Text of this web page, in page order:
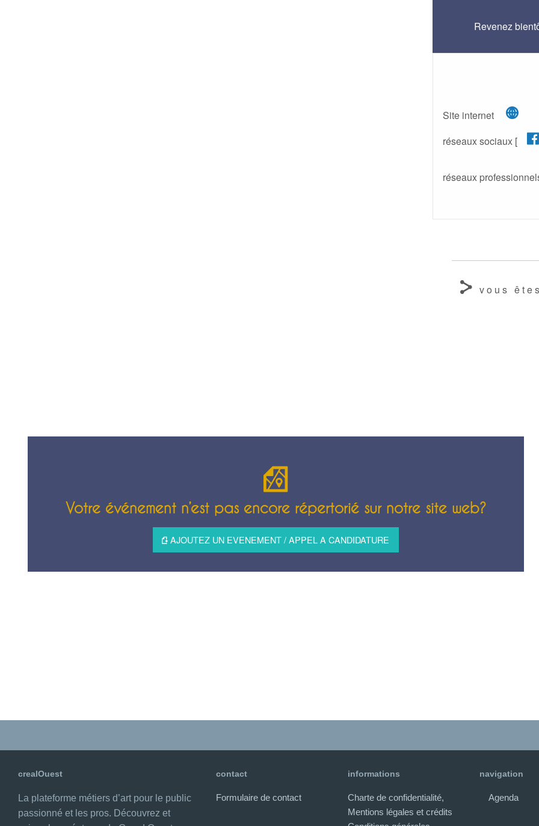
Revenez
Site internet
réseaux sociaux [
réseaux
vous
Votre événement n’est pas encore répertorié sur notre site web?
AJOUTEZ UN EVENEMENT / APPEL A CANDIDATURE
crealOuest
La plateforme métiers d’art pour le public
passionné et les pros. Découvrez et
contact
Formulaire de contact
informations
Charte de confidentialité,
Mentions légales et crédits
navigation
Agenda